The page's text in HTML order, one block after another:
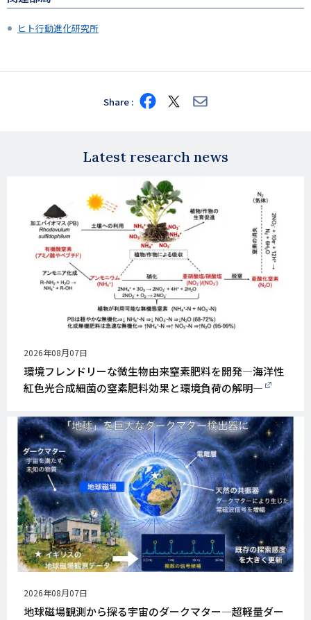
ヒト行動進化研究所
Share Share
on
Share
on
Share
via
Latest research news
公
開
日
2026年08月07日
環境フレンドリーな微生物由来窒素肥料を開発―海洋性
紅色光合成細菌の窒素肥料効果と環境負荷の解明―
公
開
日
2026年08月07日
地球磁場観測から探る宇宙のダークマター―超軽量ダー